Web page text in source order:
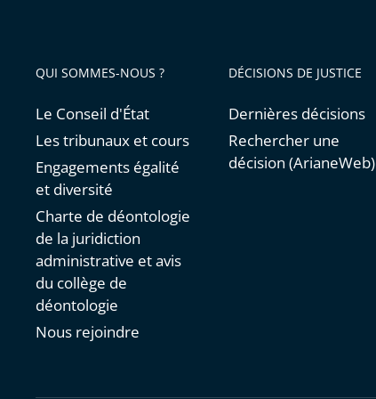
QUI SOMMES-NOUS ?
Le Conseil d'État
Les tribunaux et cours
Engagements égalité
et diversité
Charte de déontologie
de la juridiction
administrative et avis
du collège de
déontologie
Nous rejoindre
DÉCISIONS DE JUSTICE
Dernières décisions
Rechercher une
décision (ArianeWeb)